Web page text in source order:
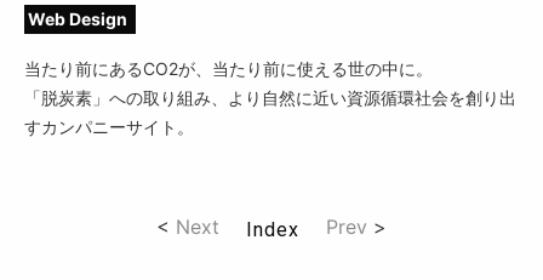
Web Design
当たり前にあるCO2が、当たり前に使える世の中に。
「脱炭素」への取り組み、より自然に近い資源循環社会を創り出
すカンパニーサイト。
< Next Index Prev >